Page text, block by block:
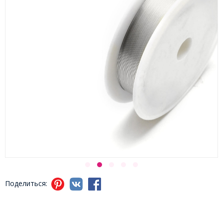
Поделиться: